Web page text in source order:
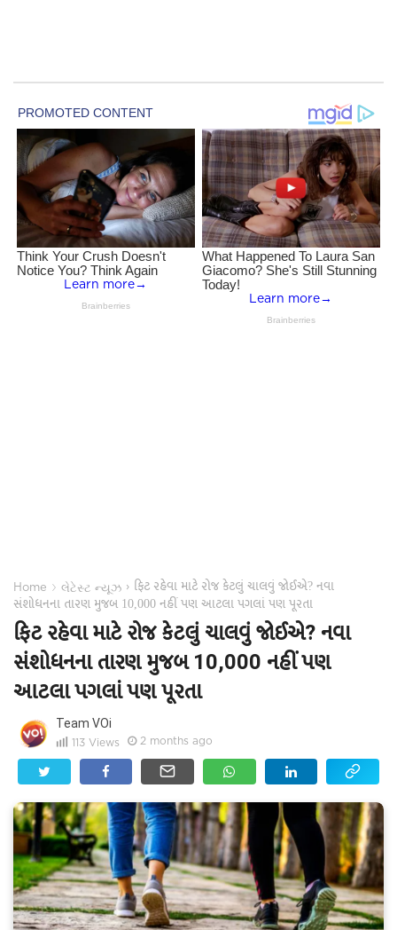
Home › લેટેસ્ટ ન્યૂઝ › ફિટ રહેવા માટે રોજ કેટલું ચાલવું જોઈએ? નવા
સંશોધનના તારણ મુજબ 10,000 નહીં પણ આટલા પગલાં પણ પૂરતા
ફિટ રહેવા માટે રોજ કેટલું ચાલવું જોઈએ? નવા
સંશોધનના તારણ મુજબ 10,000 નહીં પણ
આટલા પગલાં પણ પૂરતા
Team VOi
113 Views 2 months ago